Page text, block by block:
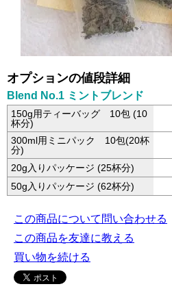
オプションの値段詳細
Blend No.1 ミントブレンド
150g用ティーバッグ 10包 (10
杯分)
300ml用ミニパック 10包(20杯
分)
20g入りパッケージ (25杯分)
50g入りパッケージ (62杯分)
この商品について問い合わせる
この商品を友達に教える
買い物を続ける